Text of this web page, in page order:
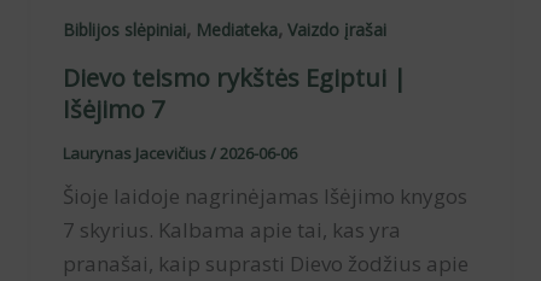
Biblijos slėpiniai, Mediateka, Vaizdo įrašai
Dievo teismo rykštės Egiptui |
Išėjimo 7
Laurynas Jacevičius / 2026-06-06
Šioje laidoje nagrinėjamas Išėjimo knygos
7 skyrius. Kalbama apie tai, kas yra
pranašai, kaip suprasti Dievo žodžius apie